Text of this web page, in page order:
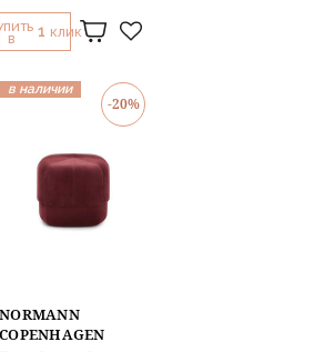
В
1 КЛИК
в наличии
-20%
NORMANN
COPENHAGEN